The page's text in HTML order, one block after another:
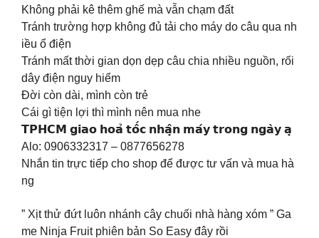
Không phải kê thêm ghế mà vẫn chạm đất
Tránh trường hợp không đủ tải cho máy do câu qua nh
iều ổ điện
Tránh mất thời gian dọn dẹp câu chia nhiều nguồn, rối
dây điện nguy hiểm
Đời còn dài, mình còn trẻ
Cái gì tiện lợi thì mình nên mua nhe
𝗧𝗣𝗛𝗖𝗠 𝗴𝗶𝗮𝗼 𝗵𝗼𝗮̉ 𝘁𝗼̂́𝗰 𝗻𝗵𝗮̣̂𝗻 𝗺𝗮́𝘆 𝘁𝗿𝗼𝗻𝗴 𝗻𝗴𝗮̀𝘆 𝗮̣
Alo: 0906332317 – 0877656278
Nhắn tin trực tiếp cho shop để được tư vấn và mua hà
ng
” Xịt thử đứt luôn nhánh cây chuối nhà hàng xóm ” Ga
me Ninja Fruit phiên bản So Easy đây rồi